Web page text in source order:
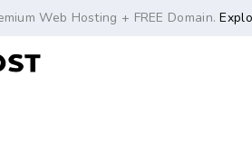
Web Hosting + FREE Domain.